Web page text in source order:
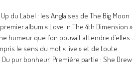
Up du Label : les Anglaises de The Big Moon
album « Love In The 4th Dimension »
humeur que l’on pouvait attendre d’elles.
le sens du mot « live » et de toute
pur bonheur. Première partie : She Drew